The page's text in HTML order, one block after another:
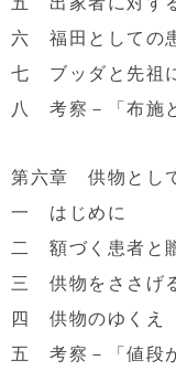
六 福田としての
七 ブッダと先祖
八 考察－「布施
第六章 供物とし
一 はじめに
二 額づく患者と
三 供物をささげ
四 供物のゆくえ
五 考察－「値段